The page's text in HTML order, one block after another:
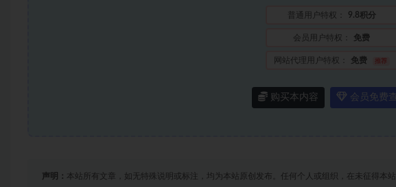
普通用户特权： 9.8积分
会员用户特权： 免费
网站代理用户特权： 免费 推荐
购买本内容 会员免费
声明： 本站所有文章，如无特殊说明或标注，均为本站原创发布。任何个人或组织，在未征得本